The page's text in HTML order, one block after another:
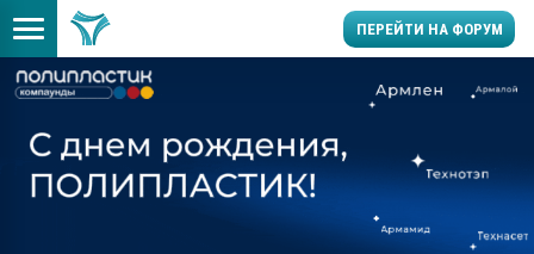
ПЕРЕЙТИ НА ФОРУМ
заводу пластмасс"